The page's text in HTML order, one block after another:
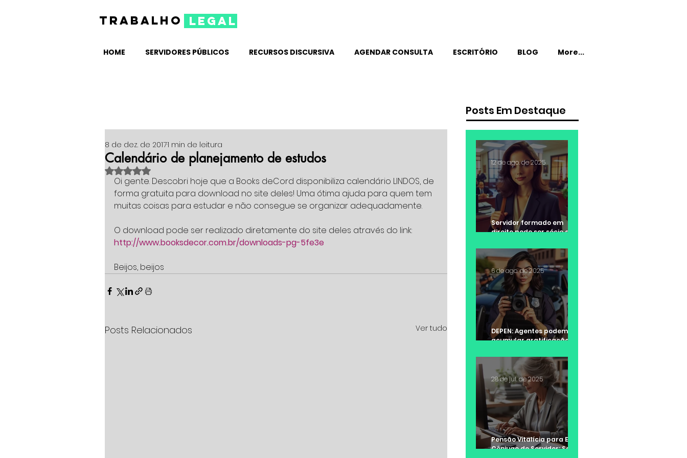
TRABALHO legal
HOME SERVIDORES PÚBLICOS RECURSOS DISCURSIVA AGENDAR CONSULTA ESCRITÓRIO BLOG More...
Calendário de planejamento de estudos
8 de dez. de 20171 min de leitura
Avaliado com NaN de 5 estrelas.
Oi gente. Descobri hoje que a Books deCord disponibiliza calendário LINDOS, de
forma gratuita para download no site deles! Uma ótima ajuda para quem tem
muitas coisas para estudar e não consegue se organizar adequadamente.
O download pode ser realizado diretamente do site deles através do link:
http://www.booksdecor.com.br/downloads-pg-5fe3e
Beijos, beijos
Posts Relacionados Ver tudo
Posts Em Destaque
Servidor formado em
direito pode ser sócio de
12 de ago. de 2025
DEPEN: Agentes podem
acumular gratificação de
insalubridade?
6 de ago. de 2025
Pensão Vitalícia para Ex-
Cônjuge de Servidor: Saiba
28 de jul. de 2025